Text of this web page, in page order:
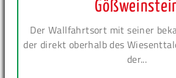
Der Wallfahrtsort mit seiner
der direkt oberhalb des
der...